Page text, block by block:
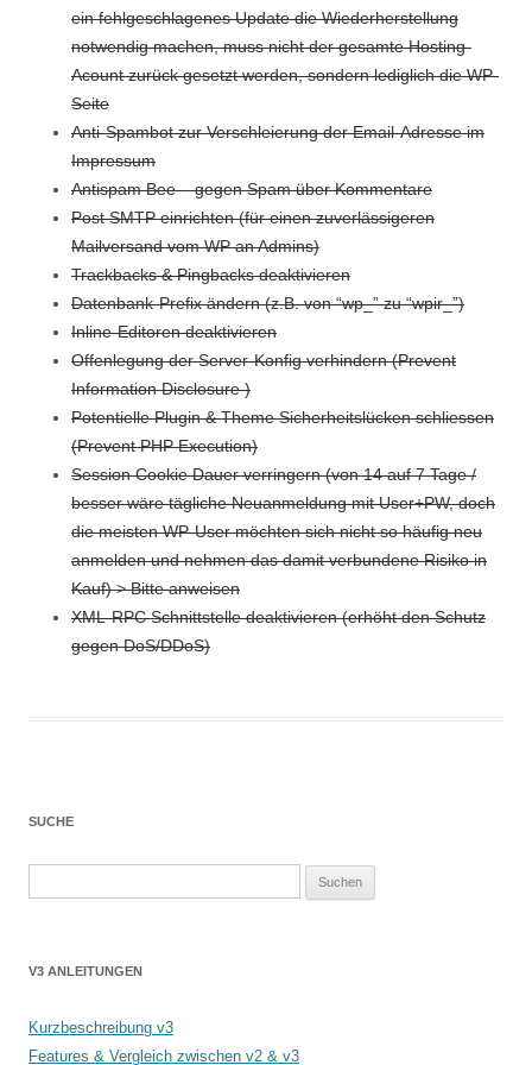
ein fehlgeschlagenes Update die Wiederherstellung
notwendig machen, muss nicht der gesamte Hosting-
Acount zurück gesetzt werden, sondern lediglich die WP-
Seite
Anti-Spambot zur Verschleierung der Email-Adresse im
Impressum
Antispam Bee – gegen Spam über Kommentare
Post SMTP einrichten (für einen zuverlässigeren
Mailversand vom WP an Admins)
Trackbacks & Pingbacks deaktivieren
Datenbank-Prefix ändern (z.B. von “wp_” zu “wpir_”)
Inline-Editoren deaktivieren
Offenlegung der Server-Konfig verhindern (Prevent
Information Disclosure )
Potentielle Plugin & Theme Sicherheitslücken schliessen
(Prevent PHP Execution)
Session Cookie Dauer verringern (von 14 auf 7 Tage /
besser wäre tägliche Neuanmeldung mit User+PW, doch
die meisten WP-User möchten sich nicht so häufig neu
anmelden und nehmen das damit verbundene Risiko in
Kauf) > Bitte anweisen
XML-RPC Schnittstelle deaktivieren (erhöht den Schutz
gegen DoS/DDoS)
SUCHE
V3 ANLEITUNGEN
Kurzbeschreibung v3
Features & Vergleich zwischen v2 & v3